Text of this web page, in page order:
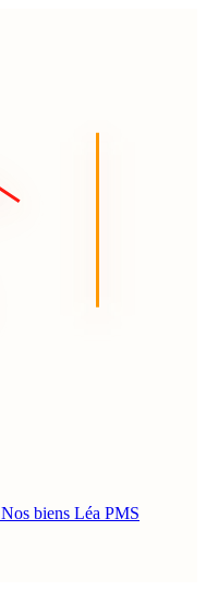
Nos biens Léa PMS